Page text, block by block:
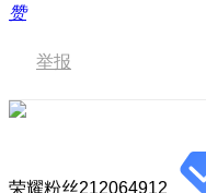
赞
举报
荣耀粉丝212064912